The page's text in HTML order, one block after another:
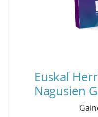
Euskal
Nagusien